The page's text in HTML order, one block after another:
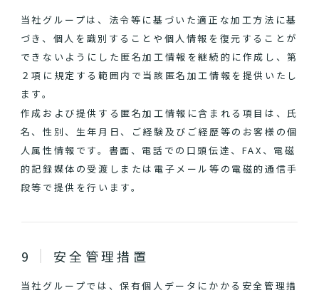
当社グループは、法令等に基づいた適正な加工方法に基
づき、個人を識別することや個人情報を復元することが
できないようにした匿名加工情報を継続的に作成し、第
２項に規定する範囲内で当該匿名加工情報を提供いたし
ます。
作成および提供する匿名加工情報に含まれる項目は、氏
名、性別、生年月日、ご経験及びご経歴等のお客様の個
人属性情報です。書面、電話での口頭伝達、FAX、電磁
的記録媒体の受渡しまたは電子メール等の電磁的通信手
段等で提供を行います。
安全管理措置
当社グループでは、保有個人データにかかる安全管理措